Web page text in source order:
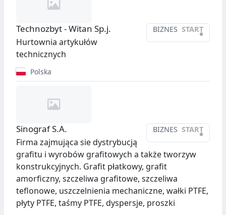
BIZNES START
•
Technozbyt - Witan Sp.j.
Hurtownia artykułów
technicznych
Polska
BIZNES START
•
Sinograf S.A.
Firma zajmująca sie dystrybucją
grafitu i wyrobów grafitowych a także tworzyw
konstrukcyjnych. Grafit płatkowy, grafit
amorficzny, szczeliwa grafitowe, szczeliwa
teflonowe, uszczelnienia mechaniczne, wałki PTFE,
płyty PTFE, taśmy PTFE, dyspersje, proszki